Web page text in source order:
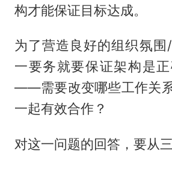
构才能保证目标达成。
为了营造良好的组织氛
一要务就要保证架构是
——需要改变哪些工作关
一起有效合作？
对这一问题的回答，要从